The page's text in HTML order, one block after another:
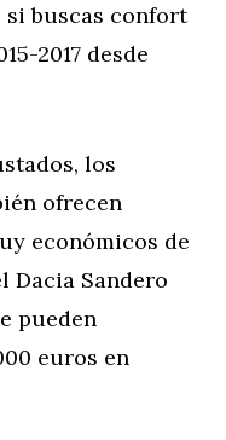
si buscas confort
2017 desde
los
ofrecen
económicos de
Dacia Sandero
pueden
euros en